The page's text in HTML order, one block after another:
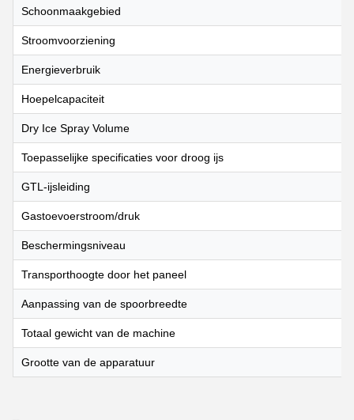
Schoonmaakgebied
Stroomvoorziening
Energieverbruik
Hoepelcapaciteit
Dry Ice Spray Volume
Toepasselijke specificaties voor droog ijs
GTL-ijsleiding
Gastoevoerstroom/druk
Beschermingsniveau
Transporthoogte door het paneel
Aanpassing van de spoorbreedte
Totaal gewicht van de machine
Grootte van de apparatuur